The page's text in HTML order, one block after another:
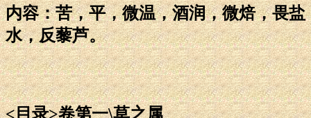
内容：苦，平，微温，酒润，微焙，畏盐
水，反藜芦。
<目录>卷第一\草之属